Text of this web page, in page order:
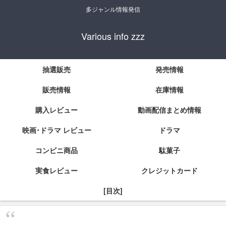
多ジャンル情報発信
Various info zzz
抽選販売
発売情報
販売情報
在庫情報
購入レビュー
動画配信まとめ情報
映画･ドラマ レビュー
ドラマ
コンビニ商品
駄菓子
実食レビュー
クレジットカード
[目次]